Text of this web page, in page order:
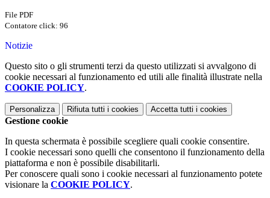
File PDF
Contatore click: 96
Notizie
Questo sito o gli strumenti terzi da questo utilizzati si avvalgono di
cookie necessari al funzionamento ed utili alle finalità illustrate nella
COOKIE POLICY.
Personalizza Rifiuta tutti i cookies Accetta tutti i cookies
Gestione cookie
In questa schermata è possibile scegliere quali cookie consentire.
I cookie necessari sono quelli che consentono il funzionamento della
piattaforma e non è possibile disabilitarli.
Per conoscere quali sono i cookie necessari al funzionamento potete
visionare la COOKIE POLICY.